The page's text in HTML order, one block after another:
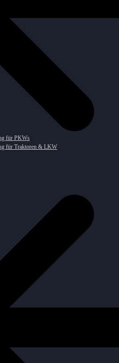
für PKWs
für Traktoren & LKW